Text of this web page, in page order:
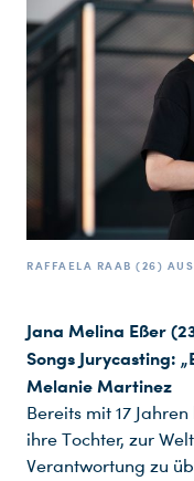
RAFFAELA RAAB (26)
Jana Melina Eßer
Songs Jurycasting:
Melanie Martinez
Bereits mit 17
ihre Tochter, zur
Verantwortung zu